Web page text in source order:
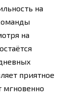
на
на
приятное
мгновенно